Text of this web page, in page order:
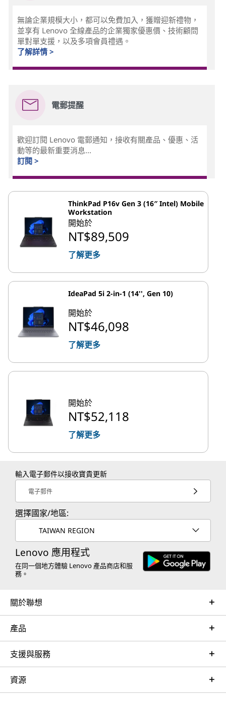
無論企業規模大小，都可以免費加入，獲贈迎新禮物，
並享有 Lenovo 全線產品的企業獨家優惠價、技術顧問
單對單支援，以及多項會員禮遇。
了解詳情 >
電郵提醒
歡迎訂閱 Lenovo 電郵通知，接收有關產品、優惠、活
動等的最新重要消息...
訂閱 >
ThinkPad P16v Gen 3 (16″ Intel) Mobile
Workstation
開始於
NT$89,509
了解更多
IdeaPad 5i 2-in-1 (14'', Gen 10)
開始於
NT$46,098
了解更多
開始於
NT$52,118
了解更多
輸入電子郵件以接收寶貴更新
電子郵件
選擇國家/地區:
TAIWAN REGION
Lenovo 應用程式
在同一個地方體驗 Lenovo 產品商店和服
務。
關於聯想
產品
支援與服務
資源